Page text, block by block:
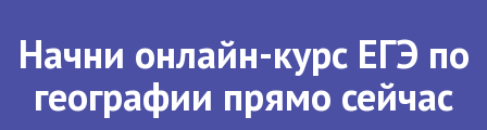
Начни онлайн-курс ЕГЭ по
географии прямо сейчас